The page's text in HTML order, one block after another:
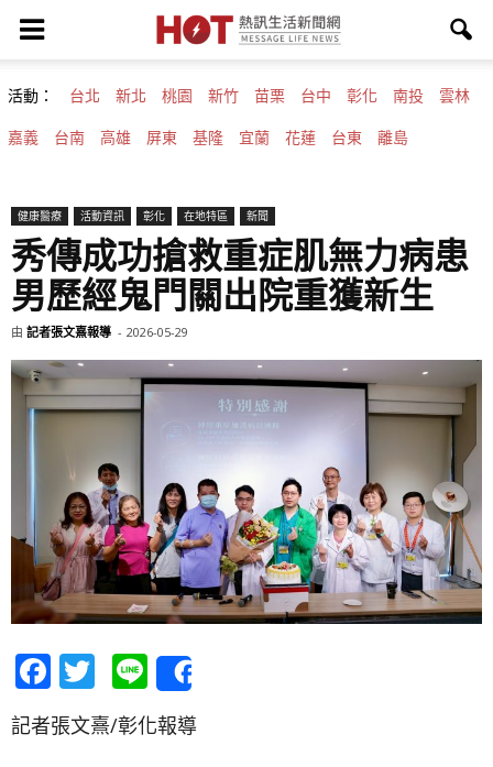
活動： 台北 新北 桃園 新竹 苗栗 台中 彰化 南投 雲林
嘉義 台南 高雄 屏東 基隆 宜蘭 花蓮 台東 離島
健康醫療 活動資訊 彰化 在地特區 新聞
秀傳成功搶救重症肌無力病患
男歷經鬼門關出院重獲新生
由 記者張文熹報導 - 2026-05-29
Facebook
Twitter
Line
記者張文熹/彰化報導